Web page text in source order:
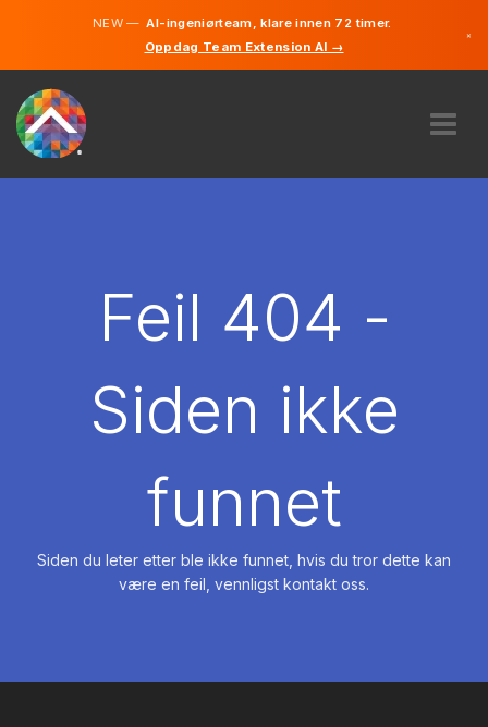
NEW —AI-ingeniørteam, klare innen 72 timer.
Oppdag Team Extension AI →
×
Feil 404 -
Siden ikke
funnet
Siden du leter etter ble ikke funnet, hvis du tror dette kan
være en feil, vennligst kontakt oss.